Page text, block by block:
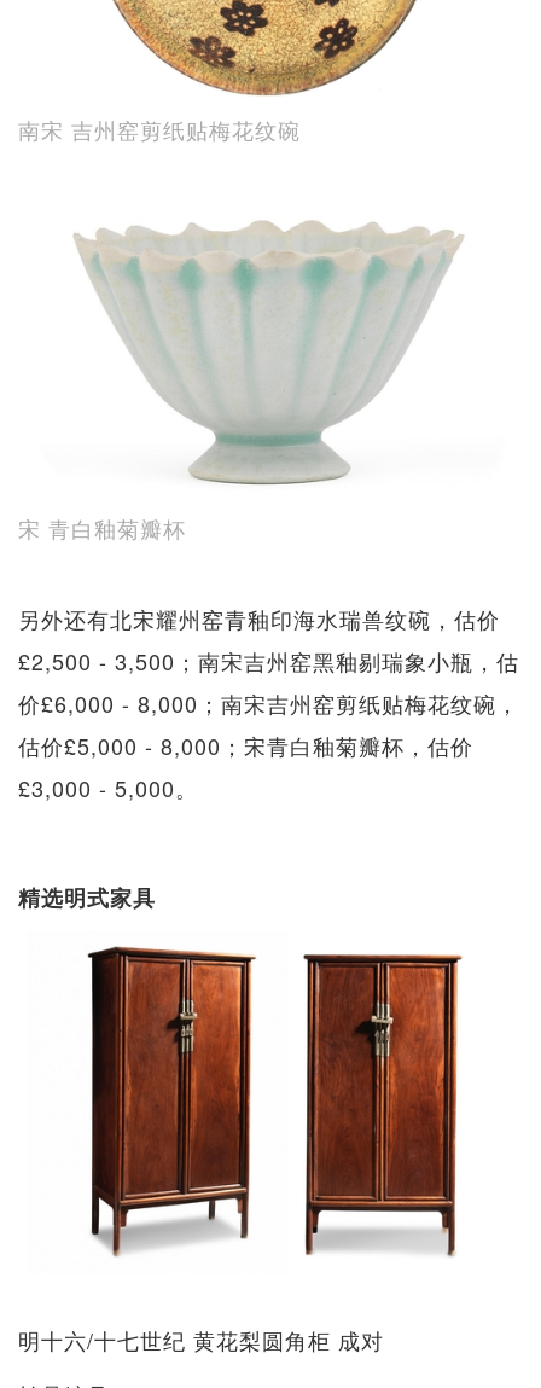
南宋 吉州窑剪纸贴梅花纹碗
宋 青白釉菊瓣杯
另外还有北宋耀州窑青釉印海水瑞兽纹碗，估价
£2,500 - 3,500；南宋吉州窑黑釉剔瑞象小瓶，估
价£6,000 - 8,000；南宋吉州窑剪纸贴梅花纹碗，
估价£5,000 - 8,000；宋青白釉菊瓣杯，估价
£3,000 - 5,000。
精选明式家具
明十六/十七世纪 黄花梨圆角柜 成对